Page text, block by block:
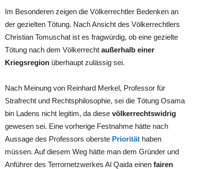
Im Besonderen zeigen die Völkerrechtler Bedenken an
der gezielten Tötung. Nach Ansicht des Völkerrechtlers
Christian Tomuschat ist es fragwürdig, ob eine gezielte
Tötung nach dem Völkerrecht außerhalb einer
Kriegsregion überhaupt zulässig sei.
Nach Meinung von Reinhard Merkel, Professor für
Strafrecht und Rechtsphilosophie, sei die Tötung Osama
bin Ladens nicht legitim, da diese völkerrechtswidrig
gewesen sei. Eine vorherige Festnahme hätte nach
Aussage des Professors oberste Priorität haben
müssen. Auf diesem Weg hätte man dem Gründer und
Anführer des Terrornetzwerkes Al Qaida einen fairen